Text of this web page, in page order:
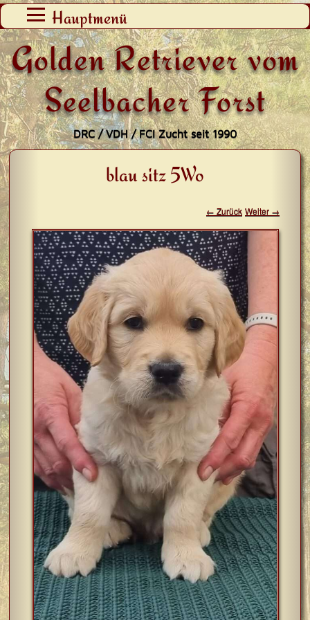
Golden Retriever vom
Seelbacher Forst
DRC / VDH / FCI Zucht seit 1990
Hauptmenü
Zum
Inhalt
springen
blau sitz 5Wo
← Zurück Weiter →